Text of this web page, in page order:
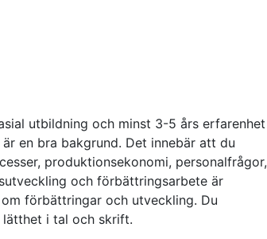
utbildning och minst 3-5 års erfarenhet
en bra bakgrund. Det innebär att du
produktionsekonomi, personalfrågor,
och förbättringsarbete är
förbättringar och utveckling. Du
lätthet i tal och skrift.